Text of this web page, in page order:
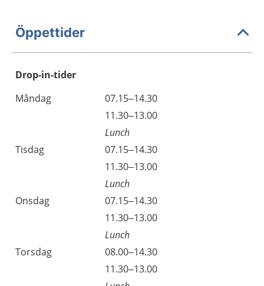
Öppettider
Drop-in-tider
Måndag
07.15–14.30
11.30–13.00
Lunch
Tisdag
07.15–14.30
11.30–13.00
Lunch
Onsdag
07.15–14.30
11.30–13.00
Lunch
Torsdag
08.00–14.30
11.30–13.00